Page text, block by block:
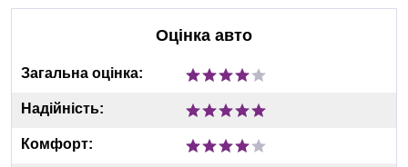
Оцінка авто
Загальна оцінка:
Надійність:
Комфорт: